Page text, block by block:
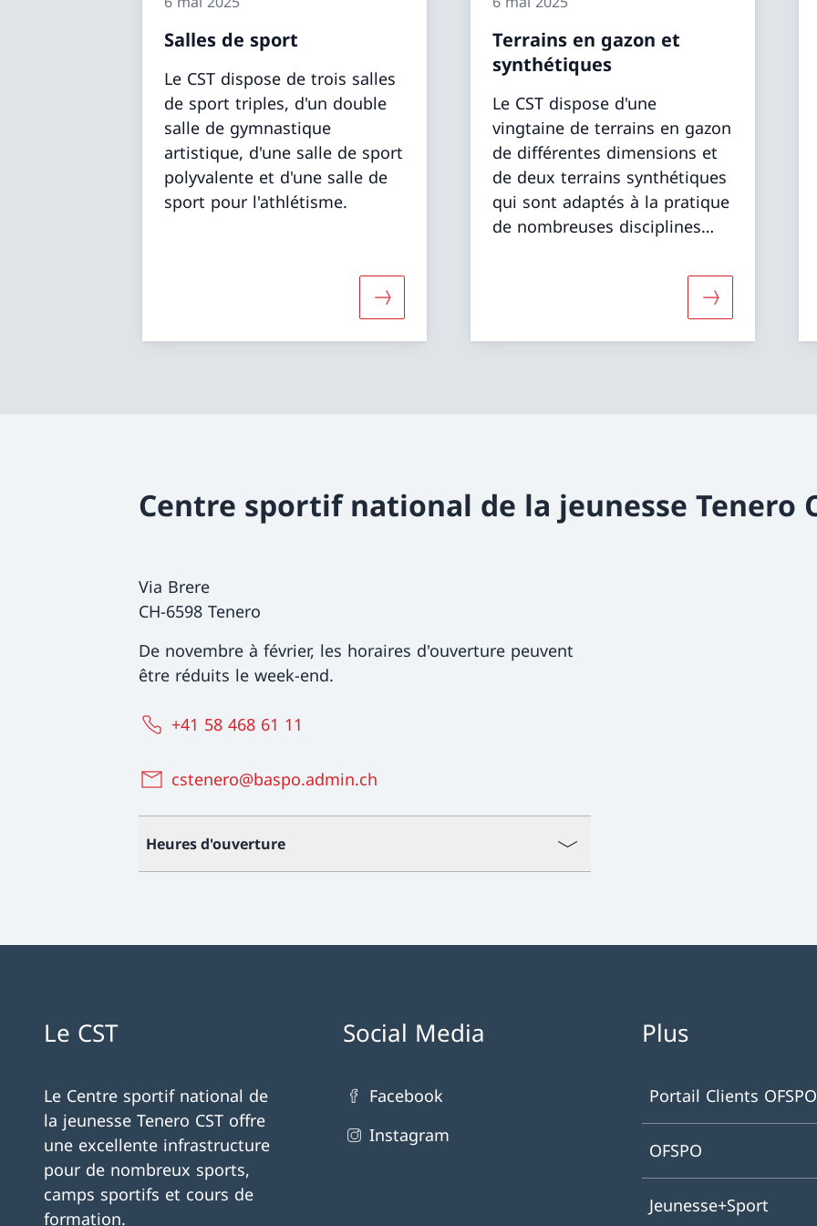
Salles de sport
Le CST dispose de trois salles
de sport triples, d'un double
salle de gymnastique
artistique, d'une salle de sport
polyvalente et d'une salle de
sport pour l'athlétisme.
Davantage d'informations sur «Salles de sport»
Terrains en gazon et
synthétiques
Le CST dispose d'une
vingtaine de terrains en gazon
de différentes dimensions et
de deux terrains synthétiques
qui sont adaptés à la pratique
de nombreuses disciplines
Davantage
Centre sportif national de la jeunesse Tenero
Via Brere
CH-6598 Tenero
De novembre à février, les horaires d'ouverture peuvent
être réduits le week-end.
+41 58 468 61 11
cstenero@baspo.admin.ch
Heures d'ouverture
Le CST
Le Centre sportif national de
la jeunesse Tenero CST offre
une excellente infrastructure
pour de nombreux sports,
camps sportifs et cours de
formation.
Social Media
Facebook
Instagram
Plus
Portail Clients OFSPO
OFSPO
Jeunesse+Sport